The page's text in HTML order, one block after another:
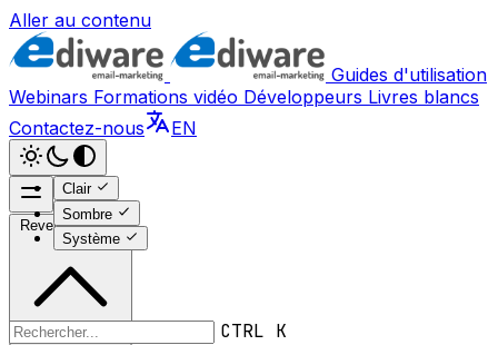
Aller au contenu
Guides d'utilisation
Webinars Formations vidéo Développeurs Livres blancs
Contactez-nous
EN
Clair
Sombre
Système
CTRL K
Revenir en haut